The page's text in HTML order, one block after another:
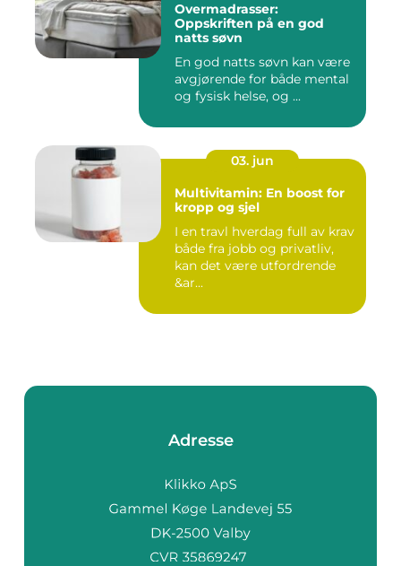
Overmadrasser:
Oppskriften på en god
natts søvn
En god natts søvn kan være
avgjørende for både mental
og fysisk helse, og ...
03. jun
Multivitamin: En boost for
kropp og sjel
I en travl hverdag full av krav
både fra jobb og privatliv,
kan det være utfordrende
&ar...
Adresse